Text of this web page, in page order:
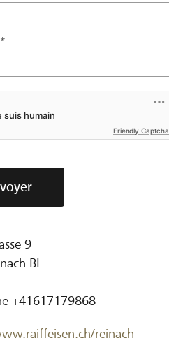
Friendly Captcha
9
BL
+41617179868
reinach